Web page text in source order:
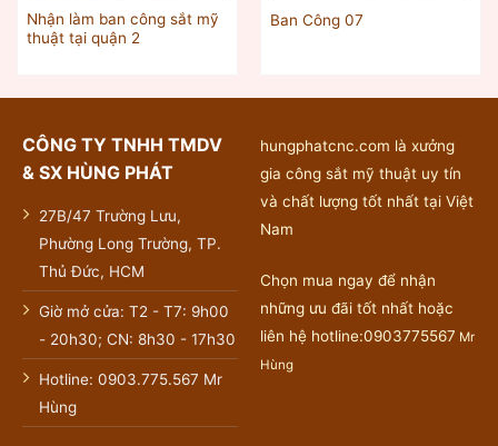
Nhận làm ban công sắt mỹ
thuật tại quận 2
Ban Công 07
CÔNG TY TNHH TMDV
& SX HÙNG PHÁT
27B/47 Trường Lưu,
Phường Long Trường, TP.
Thủ Đức, HCM
Giờ mở cửa: T2 - T7: 9h00
- 20h30; CN: 8h30 - 17h30
Hotline: 0903.775.567 Mr
Hùng
hungphatcnc.com là xưởng
gia công sắt mỹ thuật uy tín
và chất lượng tốt nhất tại Việt
Nam
Chọn mua ngay để nhận
những ưu đãi tốt nhất hoặc
liên hệ hotline:0903775567 Mr
Hùng